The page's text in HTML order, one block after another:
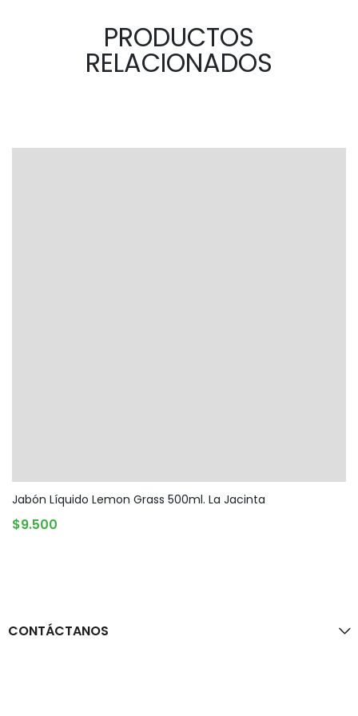
PRODUCTOS
RELACIONADOS
Jabón Líquido Lemon Grass 500ml. La Jacinta
$9.500AGOTADO
CONTÁCTANOS